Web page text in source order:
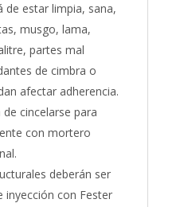
de estar limpia, sana,
musgo, lama,
partes mal
de cimbra o
afectar adherencia.
cincelarse para
con mortero
deberán ser
inyección con Fester